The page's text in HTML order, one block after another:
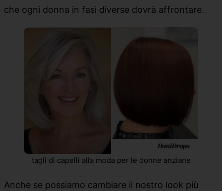
che ogni donna in fasi diverse dovrà affrontare.
tagli di capelli alla moda per le donne anziane
Anche se possiamo cambiare il nostro look più